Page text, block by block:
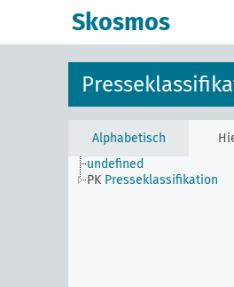
Skosmos
Alphabetisch
undefined
PK Presseklassifikation